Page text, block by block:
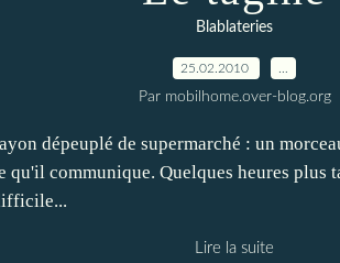
Blablateries
25.02.2010
Par mobilhome.over-blog.org
dépeuplé de supermarché : un
communique. Quelques heures plus
Lire la suite